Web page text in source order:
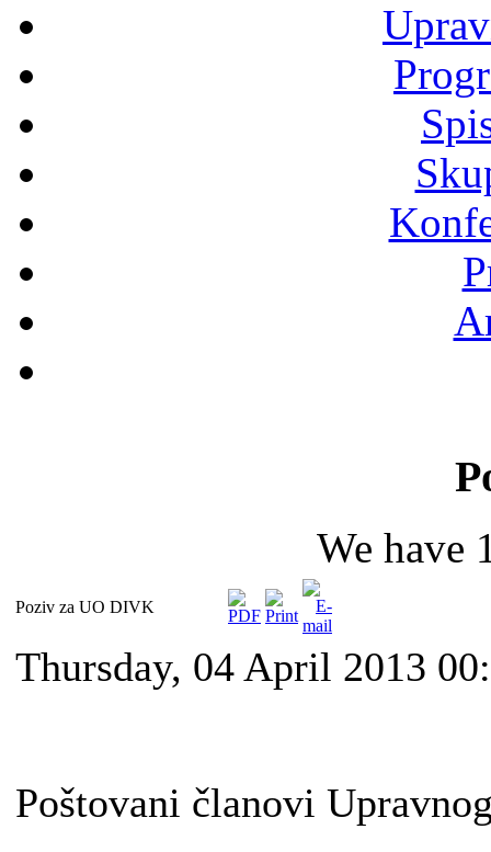
We have
Poziv za UO DIVK
Thursday, 04 April 2013
Poštovani članovi